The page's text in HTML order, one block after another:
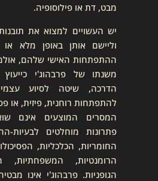
מבט, דת או פילוסופיה.
יש העשויים למצוא את
וליישם אותן באופן מלא
ההתפתחות האישי שלהם,
משנתו של פרבהוג'י כייעוץ
הדרכה, שיטה לסיוע
להתפתחות רוחנית, פיזית, או
המסרים המוצעים אינם
פתרונות מוחלטים לבעיות-
החומריות, הכלכליות,
הרומנטיות, המשפחתיות,
הגופניות. פרבהוג'י אינו